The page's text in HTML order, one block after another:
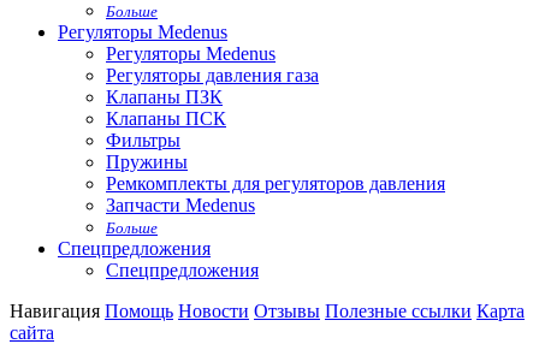
Больше
Регуляторы Medenus
Регуляторы Medenus
Регуляторы давления газа
Клапаны ПЗК
Клапаны ПСК
Фильтры
Пружины
Ремкомплекты для регуляторов давления
Запчасти Medenus
Больше
Спецпредложения
Спецпредложения
Навигация Помощь Новости Отзывы Полезные ссылки Карта
сайта